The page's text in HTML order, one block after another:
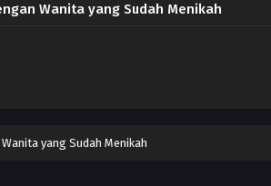
Wanita yang Sudah Menikah
yang Sudah Menikah